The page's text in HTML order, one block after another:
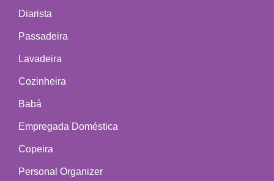
Diarista
Passadeira
Lavadeira
Cozinheira
Babá
Empregada Doméstica
Copeira
Personal Organizer